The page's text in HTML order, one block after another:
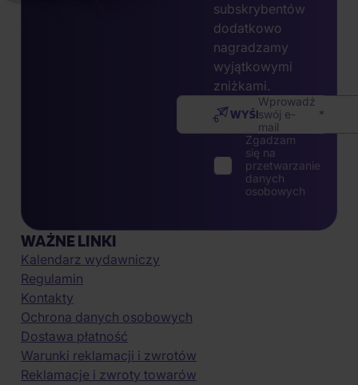
subskrybentów
dodatkowo
nagradzamy
wyjątkowymi
zniżkami.
Wprowadź
swój e-
mail
WYŚLIJ
Zgadzam
się na
przetwarzanie
danych
osobowych
WAŻNE LINKI
Kalendarz wydawniczy
Regulamin
Kontakty
Ochrona danych osobowych
Dostawa płatność
Warunki reklamacji i zwrotów
Reklamacje i zwroty towarów